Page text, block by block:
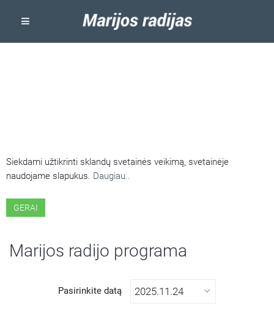
Siekdami užtikrinti sklandų svetainės veikimą, svetainėje
naudojame slapukus. Daugiau..
GERAI
Marijos radijo programa
Pasirinkite datą